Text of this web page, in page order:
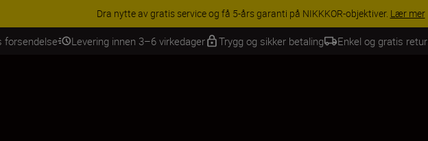
ACCESSORY SAVINGS | Få 15 % rabatt på utvalgt tilbehør, gjør fotoutstyret komplett i dag.
forsendelse Levering innen 3–6 virkedager Trygg og sikker betaling Enkel og gratis retur